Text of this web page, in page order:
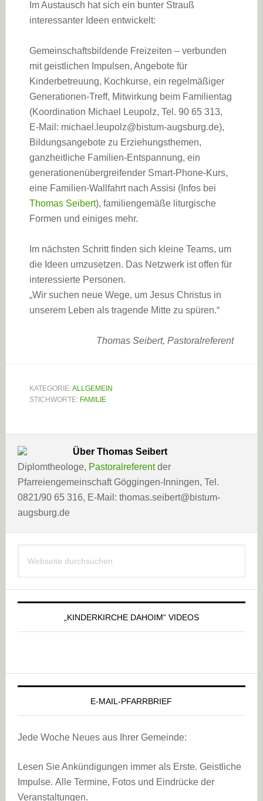
Im Austausch hat sich ein bunter Strauß
interessanter Ideen entwickelt:
Gemeinschaftsbildende Freizeiten – verbunden
mit geistlichen Impulsen, Angebote für
Kinderbetreuung, Kochkurse, ein regelmäßiger
Generationen-Treff, Mitwirkung beim Familientag
(Koordination Michael Leupolz, Tel. 90 65 313,
E-Mail: michael.leupolz@bistum-augsburg.de),
Bildungsangebote zu Erziehungsthemen,
ganzheitliche Familien-Entspannung, ein
generationenübergreifender Smart-Phone-Kurs,
eine Familien-Wallfahrt nach Assisi (Infos bei
Thomas Seibert), familiengemäße liturgische
Formen und einiges mehr.
Im nächsten Schritt finden sich kleine Teams, um
die Ideen umzusetzen. Das Netzwerk ist offen für
interessierte Personen.
„Wir suchen neue Wege, um Jesus Christus in
unserem Leben als tragende Mitte zu spüren.“
Thomas Seibert, Pastoralreferent
KATEGORIE:ALLGEMEIN
STICHWORTE: FAMILIE
Über Thomas Seibert
Diplomtheologe, Pastoralreferentder
Pfarreiengemeinschaft Göggingen-Inningen, Tel.
0821/90 65 316, E-Mail: thomas.seibert@bistum-
augsburg.de
Haupt-
Sidebar
durchsuchen
„KINDERKIRCHE DAHOIM“ VIDEOS
E-MAIL-PFARRBRIEF
Jede Woche Neues aus Ihrer Gemeinde:
Lesen Sie Ankündigungen immer als Erste. Geistliche
Impulse. Alle Termine, Fotos und Eindrücke der
Veranstaltungen.